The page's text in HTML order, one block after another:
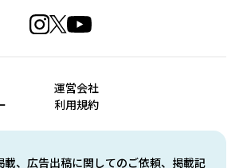
載、広告出稿に関してのご依頼、掲載記
運営会社
利用規約